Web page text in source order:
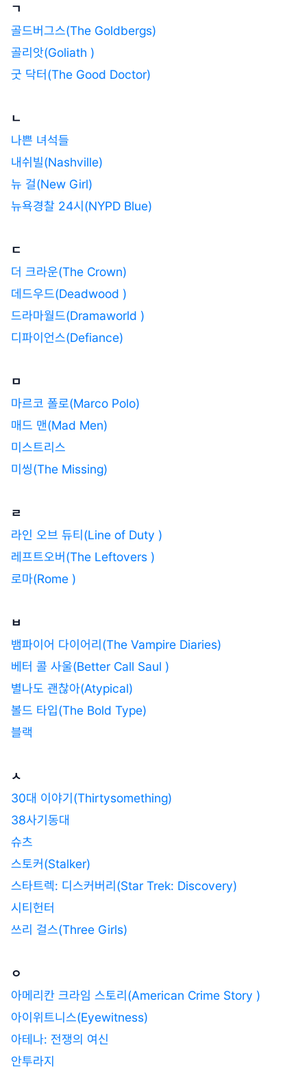
ㄱ
골드버그스(The Goldbergs)
골리앗(Goliath )
굿 닥터(The Good Doctor)
ㄴ
나쁜 녀석들
내쉬빌(Nashville)
뉴 걸(New Girl)
뉴욕경찰 24시(NYPD Blue)
ㄷ
더 크라운(The Crown)
데드우드(Deadwood )
드라마월드(Dramaworld )
디파이언스(Defiance)
ㅁ
마르코 폴로(Marco Polo)
매드 맨(Mad Men)
미스트리스
미씽(The Missing)
ㄹ
라인 오브 듀티(Line of Duty )
레프트오버(The Leftovers )
로마(Rome )
ㅂ
뱀파이어 다이어리(The Vampire Diaries)
베터 콜 사울(Better Call Saul )
별나도 괜찮아(Atypical)
볼드 타입(The Bold Type)
블랙
ㅅ
30대 이야기(Thirtysomething)
38사기동대
슈츠
스토커(Stalker)
스타트렉: 디스커버리(Star Trek: Discovery)
시티헌터
쓰리 걸스(Three Girls)
ㅇ
아메리칸 크라임 스토리(American Crime Story )
아이위트니스(Eyewitness)
아테나: 전쟁의 여신
안투라지